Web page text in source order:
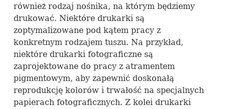
również rodzaj nośnika, na którym będziemy
drukować. Niektóre drukarki są
zoptymalizowane pod kątem pracy z
konkretnym rodzajem tuszu. Na przykład,
niektóre drukarki fotograficzne są
zaprojektowane do pracy z atramentem
pigmentowym, aby zapewnić doskonałą
reprodukcję kolorów i trwałość na specjalnych
papierach fotograficznych. Z kolei drukarki